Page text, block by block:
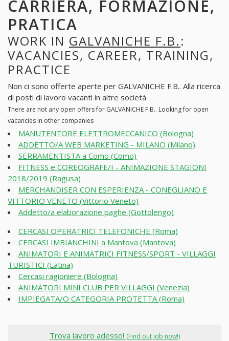
CARRIERA, FORMAZIONE,
PRATICA
WORK IN GALVANICHE F.B.:
VACANCIES, CAREER, TRAINING,
PRACTICE
Non ci sono offerte aperte per GALVANICHE F.B.. Alla ricerca
di posti di lavoro vacanti in altre società
There are not any open offers for GALVANICHE F.B.. Looking for open
vacancies in other companies
MANUTENTORE ELETTROMECCANICO (Bologna)
ADDETTO/A WEB MARKETING - MILANO (Milano)
SERRAMENTISTA a Como (Como)
FITNESS e COREOGRAFE/I - ANIMAZIONE STAGIONI
2018/2019 (Ragusa)
MERCHANDISER CON ESPERIENZA - CONEGLIANO E
VITTORIO VENETO (Vittorio Veneto)
Addetto/a elaborazione paghe (Gottolengo)
CERCASI OPERATRICI TELEFONICHE (Roma)
CERCASI IMBIANCHINI a Mantova (Mantova)
ANIMATORI E ANIMATRICI FITNESS/SPORT - VILLAGGI
TURISTICI (Latina)
Cercasi ragioniere (Bologna)
ANIMATORI MINI CLUB PER VILLAGGI (Venezia)
IMPIEGATA/O CATEGORIA PROTETTA (Roma)
Trova lavoro adesso! (Find out job now!)